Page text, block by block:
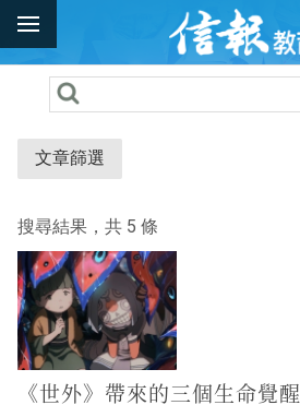
文章篩選
搜尋結果，共 5 條
《世外》帶來的三個生命覺醒